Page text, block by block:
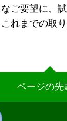
ご要望に、
れまでの取
ページの先